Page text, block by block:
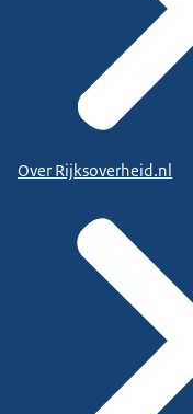
Over Rijksoverheid.nl